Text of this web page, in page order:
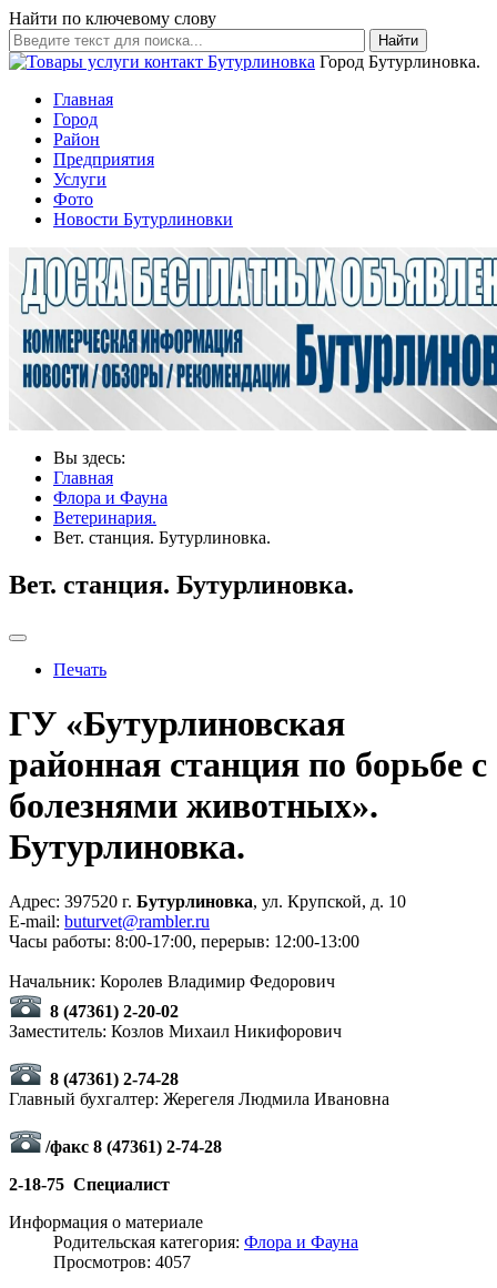
Найти по ключевому слову
Найти
Город Бутурлиновка.
Главная
Город
Район
Предприятия
Услуги
Фото
Новости Бутурлиновки
Вы здесь:
Главная
Флора и Фауна
Ветеринария.
Вет. станция. Бутурлиновка.
Вет. станция. Бутурлиновка.
Печать
ГУ «Бутурлиновская
районная станция по борьбе с
болезнями животных».
Бутурлиновка.
Адрес: 397520 г. Бутурлиновка, ул. Крупской, д. 10
E-mail: buturvet@rambler.ru
Часы работы: 8:00-17:00, перерыв: 12:00-13:00
Начальник: Королев Владимир Федорович
8 (47361) 2-20-02
Заместитель: Козлов Михаил Никифорович
8 (47361) 2-74-28
Главный бухгалтер: Жерегеля Людмила Ивановна
/факс 8 (47361) 2-74-28
2-18-75 Специалист
Информация о материале
Родительская категория: Флора и Фауна
Просмотров: 4057